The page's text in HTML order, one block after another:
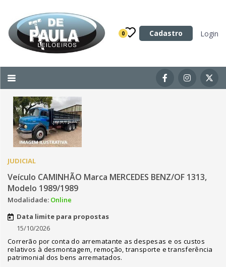
0 Cadastro Login
Categoria
Imóveis
Acessórios para Veículos
Máquinas
JUDICIAL
Veículo CAMINHÃO Marca MERCEDES BENZ/OF 1313,
Modelo 1989/1989
Modalidade: Online
Data limite para propostas
15/10/2026
Correrão por conta do arrematante as despesas e os custos
relativos à desmontagem, remoção, transporte e transferência
patrimonial dos bens arrematados.